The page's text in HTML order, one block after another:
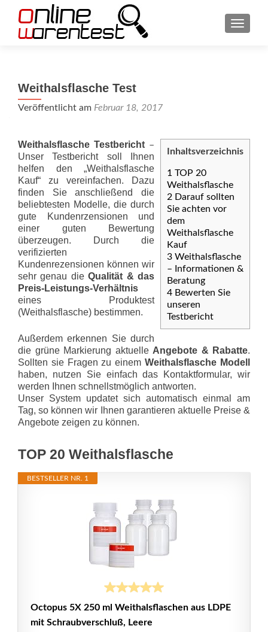
Weithalsflasche Test
Veröffentlicht am Februar 18, 2017
Inhaltsverzeichnis
1 TOP 20
Weithalsflasche
2 Darauf sollten
Sie achten vor
dem
Weithalsflasche
Kauf
3 Weithalsflasche
– Informationen &
Beratung
4 Bewerten Sie
unseren
Testbericht
Weithalsflasche Testbericht –
Unser Testbericht soll Ihnen
helfen den „Weithalsflasche
Kauf“ zu vereinfachen. Dazu
finden Sie anschließend die
beliebtesten Modelle, die durch
gute Kundenrzensionen und
einer guten Bewertung
überzeugen. Durch die
verifizierten
Kundenrezensionen können wir
sehr genau dieQualität & das
Preis-Leis­tungs-Ver­hält­nis
eines Produktest
(Weithalsflasche) bestimmen.
Außerdem erkennen Sie durch
die grüne Markierung aktuelle Angebote & Rabatte.
Sollten sie Fragen zu einemWeithalsflasche Modell
haben, nutzen Sie einfach das Kontaktformular, wir
werden Ihnen schnellstmöglich antworten.
Unser System updatet sich automatisch einmal am
Tag, so können wir Ihnen garantieren aktuelle Preise &
Angebote zeigen zu können.
TOP 20 Weithalsflasche
BESTSELLER NR. 1
Octopus 5X 250 ml Weithalsflaschen aus LDPE
mit Schraubverschluß, Leere